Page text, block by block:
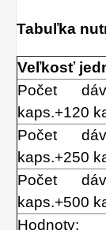
Tabuľka
Veľkosť
Počet
kaps.+120
Počet
kaps.+250
Počet
kaps.+500
Hodnoty: